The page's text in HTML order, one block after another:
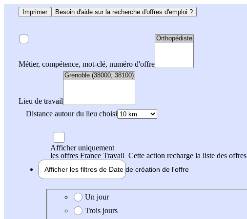
Imprimer Besoin d'aide sur la recherche d'offres d'emploi ?
Métier, compétence, mot-clé, numéro d'offre
Lieu de travail
Distance autour du lieu choisi
Afficher uniquement
les offres France Travail Cette action recharge la liste des offres
Afficher les filtres de Date de création de l'offre
Date de création de l'offre
Un jour
Trois jours